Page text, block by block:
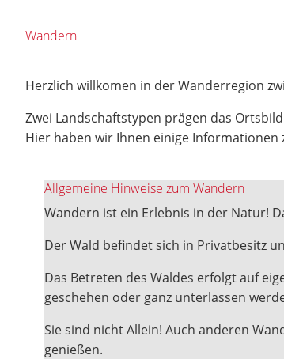
Wandern
Herzlich willkomen in der Wanderregion
Zwei Landschaftstypen prägen das
Hier haben wir Ihnen einige Informationen
Allgemeine Hinweise zum Wandern
Wandern ist ein Erlebnis in der Natur!
Der Wald befindet sich in Privatbesitz
Das Betreten des Waldes erfolgt auf
geschehen oder ganz unterlassen
Sie sind nicht Allein! Auch anderen
genießen.